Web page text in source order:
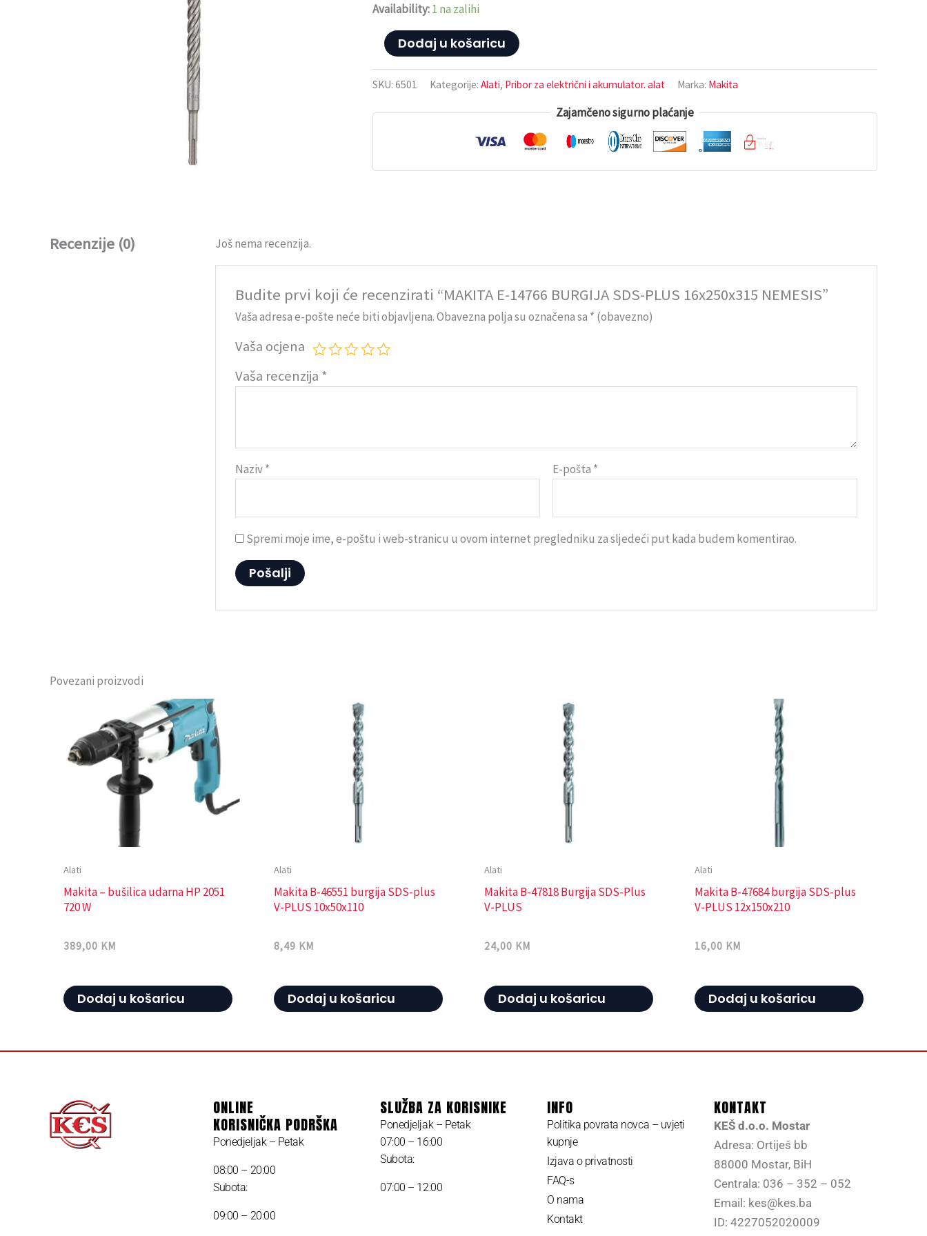
Availability:1 na zalihi
NEMESIS
količina
Dodaj u košaricu
SKU: 6501 Kategorije: Alati, Pribor za električni i akumulator. alat Marka: Makita
Zajamčeno sigurno plaćanje
Recenzije (0) Još nema recenzija.
Budite prvi koji će recenzirati “MAKITA E-14766 BURGIJA SDS-PLUS 16x250x315 NEMESIS”
Vaša adresa e-pošte neće biti objavljena.Obavezna polja su označena sa * (obavezno)
Vaša ocjena
Vaša recenzija *
Naziv* E-pošta *
Spremi moje ime, e-poštu i web-stranicu u ovom internet pregledniku za sljedeći put kada budem komentirao.
Povezani proizvodi
Alati
Makita – bušilica udarna HP 2051
720 W
389,00 KM
Dodaj u košaricu
Alati
Makita B-46551 burgija SDS-plus
V-PLUS 10x50x110
8,49 KM
Dodaj u košaricu
Alati
Makita B-47818 Burgija SDS-Plus
V-PLUS
24,00 KM
Dodaj u košaricu
Alati
Makita B-47684 burgija SDS-plus
V-PLUS 12x150x210
16,00 KM
Dodaj u košaricu
ONLINE
KORISNIČKA PODRŠKA
Ponedjeljak – Petak
08:00 – 20:00
Subota:
09:00 – 20:00
SLUŽBA ZA KORISNIKE
Ponedjeljak – Petak
07:00 – 16:00
Subota:
07:00 – 12:00
INFO
Politika povrata novca – uvjeti
kupnje
Izjava o privatnosti
FAQ-s
O nama
Kontakt
KONTAKT
KEŠ d.o.o. Mostar
Adresa: Ortiješ bb
88000 Mostar, BiH
Centrala: 036 – 352 – 052
Email: kes@kes.ba
ID: 4227052020009